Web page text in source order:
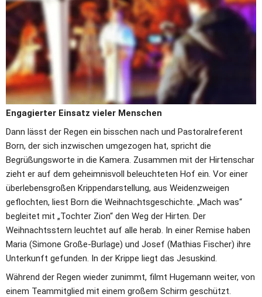
verhindert zunächst der Regen, der die Beteiligten den ganzen
Abend begleitet. Alle Darsteller sowie Musikerinnen und Musiker
warten darauf, dass der Regen weniger wird. Die drei Engelchen
vertreiben sich die Zeit damit, ein Tänzchen um das Lagerfeuer
zu veranstalten. Letzte Regieanweisungen werden
abgesprochen. Galgenhumor macht sich teilweise breit. „Bitte
keine Live-Aufnahmen von der Entbindung“, scherzt ein Hirte.
Engagierter Einsatz vieler Menschen
Dann lässt der Regen ein bisschen nach und Pastoralreferent
Born, der sich inzwischen umgezogen hat, spricht die
Begrüßungsworte in die Kamera. Zusammen mit der Hirtenschar
zieht er auf dem geheimnisvoll beleuchteten Hof ein. Vor einer
überlebensgroßen Krippendarstellung, aus Weidenzweigen
geflochten, liest Born die Weihnachtsgeschichte. „Mach was“
begleitet mit „Tochter Zion“ den Weg der Hirten. Der
Weihnachtsstern leuchtet auf alle herab. In einer Remise haben
Maria (Simone Große-Burlage) und Josef (Mathias Fischer) ihre
Unterkunft gefunden. In der Krippe liegt das Jesuskind.
Während der Regen wieder zunimmt, filmt Hugemann weiter, von
einem Teammitglied mit einem großem Schirm geschützt.